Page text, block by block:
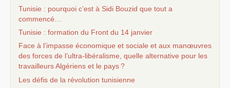
Tunisie : pourquoi c’est à Sidi Bouzid que tout a
commencé…
Tunisie : formation du Front du 14 janvier
Face à l’impasse économique et sociale et aux manœuvres
des forces de l’ultra-libéralisme, quelle alternative pour les
travailleurs Algériens et le pays?
Les défis de la révolution tunisienne